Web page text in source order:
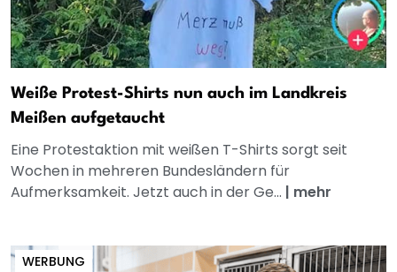
Weiße Protest-Shirts nun auch im Landkreis
Meißen aufgetaucht
Eine Protestaktion mit weißen T-Shirts sorgt seit
Wochen in mehreren Bundesländern für
Aufmerksamkeit. Jetzt auch in der Ge... | mehr
WERBUNG